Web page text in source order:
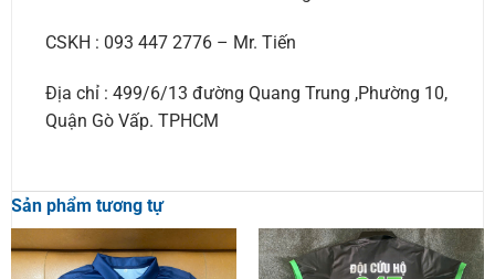
CSKH : 093 447 2776 – Mr. Tiến
Địa chỉ : 499/6/13 đường Quang Trung ,Phường 10,
Quận Gò Vấp. TPHCM
Sản phẩm tương tự